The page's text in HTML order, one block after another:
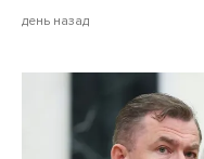
день назад